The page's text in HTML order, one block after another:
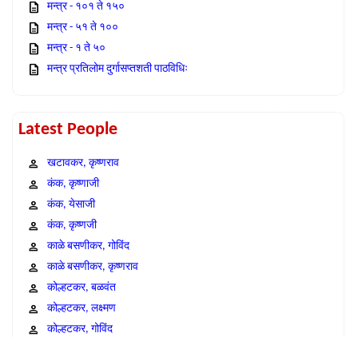
मन्त्र - १०१ ते १५०
मन्त्र - ५१ ते १००
मन्त्र - १ ते ५०
मन्त्र प्रतिलोम दुर्गासप्तशती पाठविधिः
Latest People
खटावकर, कृष्णराव
कंक, कृष्णाजी
कंक, येसाजी
कंक, कृष्णजी
काळे बसणीकर, गोविंद
काळे बसणीकर, कृष्णराव
कोल्हटकर, बळवंत
कोल्हटकर, लक्ष्मण
कोल्हटकर, गोविंद